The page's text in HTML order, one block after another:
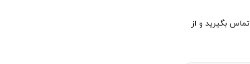
شما همین حالا میتوانید برای مشاهده انواع نمونه ها، اطلاع از قیمت و یا خرید کاشی مترویی یزد با شماره 09153069688 تماس بگیرید و از